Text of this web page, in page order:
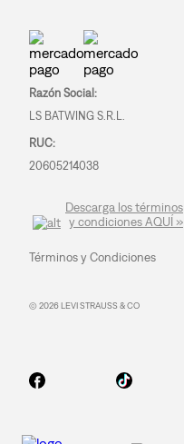
Razón Social:
LS BATWING S.R.L.
RUC:
20605214038
Descarga los términos
y condiciones AQUÍ »
Términos y Condiciones
© 2026 LEVI STRAUSS & CO